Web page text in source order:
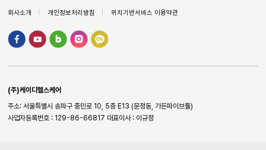
회사소개 개인정보처리방침 위치기반서비스 이용약관
(주)케이디헬스케어
주소: 서울특별시 송파구 충민로 10, 5층 E13 (문정동, 가든파이브툴)
사업자등록번호 : 129-86-66817 대표이사 : 이규정